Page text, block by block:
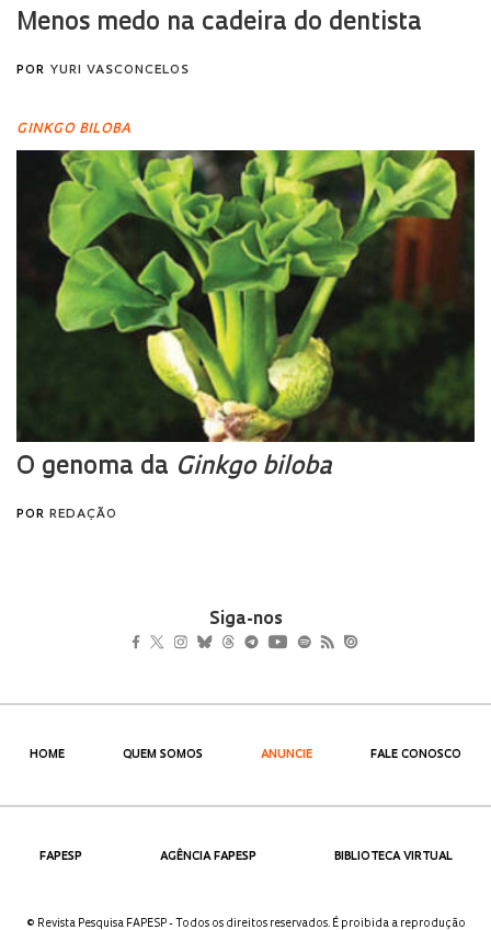
Siga-nos
HOME QUEM SOMOS ANUNCIE FALE CONOSCO
FAPESP AGÊNCIA FAPESP BIBLIOTECA VIRTUAL
© Revista Pesquisa FAPESP - Todos os direitos reservados. É proibida a reprodução